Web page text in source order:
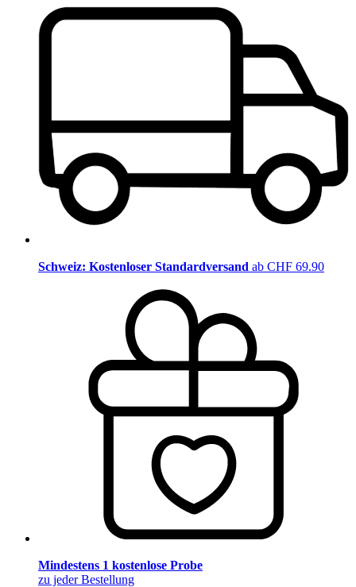
Schweiz: Kostenloser Standardversand ab CHF 69.90
Mindestens 1 kostenlose Probe
zu jeder Bestellung